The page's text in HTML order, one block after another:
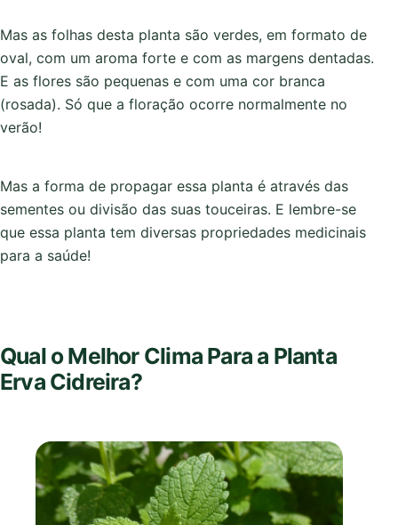
Mas as folhas desta planta são verdes, em formato de
oval, com um aroma forte e com as margens dentadas.
E as flores são pequenas e com uma cor branca
(rosada). Só que a floração ocorre normalmente no
verão!
Mas a forma de propagar essa planta é através das
sementes ou divisão das suas touceiras. E lembre-se
que essa planta tem diversas propriedades medicinais
para a saúde!
Qual o Melhor Clima Para a Planta
Erva Cidreira?